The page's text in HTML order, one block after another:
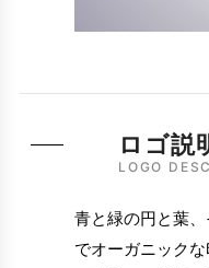
LOGO
ロゴ説
青と緑の円と葉
でオーガニックな